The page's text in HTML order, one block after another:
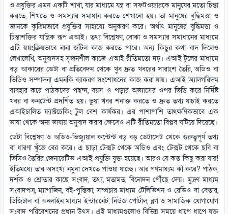
ও প্রযুক্তির এমন একটি শাখা, যার মাধ্যমে যন্ত্র বা সফটওয়্যারকে মানুষের মতো চিন্তা
করতে, শিখতে ও সমস্যার সমাধান করতে শেখানো হয়। তা মানুষের বুদ্ধিমত্তা ও
জ্ঞানকে কৃত্রিমভাবে প্রযুক্তির সাহায্যে অনুকরণ করে। অর্থাৎ মানুষের বুদ্ধিমত্তা ও
চিন্তাশক্তির যান্ত্রিক রূপ এআই। তথ্য বিশ্লেষণ, বোঝা ও সমস্যার সমাধানের মাধ্যমে
এটি স্বয়ংক্রিয়ভাবে নানা জটিল কাজ করতে পারে। অন্য কিছুর কথা বাদ দিলেও
লেখালেখি, অনুবাদসহ সৃজনশীল কাজে এআই রীতিমতো দঢ়। এআই টুলের মাধ্যমে
বড় আকারের ডেটা বা প্রতিবেদন থেকে খুব দ্রুত খবরের সারাংশ তৈরি, অডিও বা
ভিডিও সম্পাদনা এমনকি ব্যাকরণ সংশোধনের কাজ করা যায়। এআই অ্যালগরিদম
ব্যবহার করে পাঠকদের পছন্দ, বয়স ও পড়ার অভ্যাসের ওপর ভিত্তি করে নির্দিষ্ট
খবর বা কনটেন্ট প্রদর্শিত হয়। ভুয়া খবর শনাক্ত করতে ও দ্রুত তথ্য যাচাই করতে
এআইচালিত ফ্যাক্টচেকিং টুল বেশ কার্যকর। এর পাশাপাশি তাৎক্ষণিকভাবে এক
ভাষা থেকে অন্য ভাষায় অনুবাদ করার ক্ষেত্রেও এটি রীতিমতো বিপ্লব ঘটিয়ে দিয়েছে।
ডেটা বিশ্লেষণ ও অডিও-ভিজ্যুয়াল কন্টেন্ট বড় বড় ডেটাসেট থেকে গুরুত্বপূর্ণ তথ্য
বা ধারণা খুঁজে বের করে। এ ছাড়া টেক্সট থেকে অডিও এবং টেক্সট থেকে ছবি বা
ভিডিও তৈরির জেনারেটিভ এআই প্রযুক্তি যুক্ত হয়েছে। আরও যে কত কিছু করা যায়!
ইতিমধ্যে তার অসংখ্য নমুনা দেখতে পাওয়া যাচ্ছে। আর গণমাধ্যম কী করে? পাঠক,
দর্শক ও শ্রোতার কাছে সংবাদ, তথ্য, মতামত, বিনোদন পৌঁছে দেয়। মুদ্রণ মাধ্যম
সংবাদপত্র, ম্যাগাজিন, বই-পুস্তিকা, সম্প্রচার মাধ্যম টেলিভিশন ও রেডিও বা বেতার,
ডিজিটাল বা অনলাইন মাধ্যম ইন্টারনেট, নিউজ পোর্টাল, ব্লগ ও সামাজিক যোগাযোগ
সংবাদ পরিবেশনের প্রধান উৎস। এই মাধ্যমগুলোও বিভিন্ন সময়ে ধাপে ধাপে যুক্ত